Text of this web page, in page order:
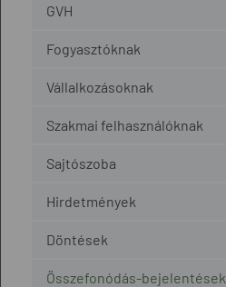
GVH
Fogyasztóknak
Vállalkozásoknak
Szakmai felhasználóknak
Sajtószoba
Hirdetmények
Döntések
Összefonódás-bejelentések